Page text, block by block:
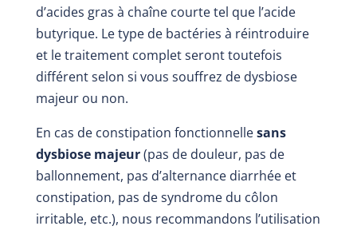
d’acides gras à chaîne courte tel que l’acide
butyrique. Le type de bactéries à réintroduire
et le traitement complet seront toutefois
différent selon si vous souffrez de dysbiose
majeur ou non.
En cas de constipation fonctionnellesans
dysbiose majeur(pas de douleur, pas de
ballonnement, pas d’alternance diarrhée et
constipation, pas de syndrome du côlon
irritable, etc.), nous recommandons l’utilisation